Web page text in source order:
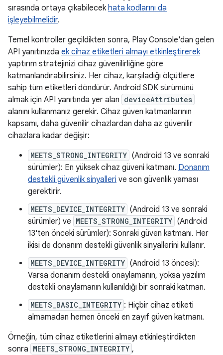
sırasında ortaya çıkabilecek hata kodlarını da
işleyebilmelidir.
Temel kontroller geçildikten sonra, Play Console'dan gelen
API yanıtınızda ek cihaz etiketleri almayı etkinleştirerek
yaptırım stratejinizi cihaz güvenilirliğine göre
katmanlandırabilirsiniz. Her cihaz, karşıladığı ölçütlere
sahip tüm etiketleri döndürür. Android SDK sürümünü
almak için API yanıtında yer alan deviceAttributes
alanını kullanmanız gerekir. Cihaz güven katmanlarının
kapsamı, daha güvenilir cihazlardan daha az güvenilir
cihazlara kadar değişir:
MEETS_STRONG_INTEGRITY (Android 13 ve sonraki
sürümler): En yüksek cihaz güveni katmanı. Donanım
destekli güvenlik sinyalleri ve son güvenlik yaması
gerektirir.
MEETS_DEVICE_INTEGRITY (Android 13 ve sonraki
sürümler) ve MEETS_STRONG_INTEGRITY (Android
13'ten önceki sürümler): Sonraki güven katmanı. Her
ikisi de donanım destekli güvenlik sinyallerini kullanır.
MEETS_DEVICE_INTEGRITY (Android 13 öncesi):
Varsa donanım destekli onaylamanın, yoksa yazılım
destekli onaylamanın kullanıldığı bir sonraki katman.
MEETS_BASIC_INTEGRITY : Hiçbir cihaz etiketi
almamadan hemen önceki en zayıf güven katmanı.
Örneğin, tüm cihaz etiketlerini almayı etkinleştirdikten
sonra MEETS_STRONG_INTEGRITY ,